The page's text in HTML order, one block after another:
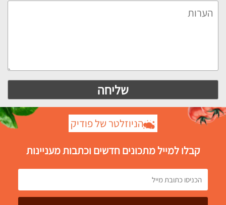
הניוזלטר של פודיק
קבלו למייל מתכונים חדשים וכתבות מעניינות